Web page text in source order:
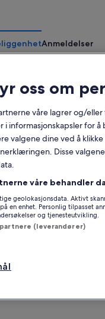
Anmeldelser
Gratis avbestilling
2 t
Mobilkupong
våre er rettet mot
padlere. Vi går i
trenger å bekymre deg for
Ta med deg en venn og
eventyr på den #1-
Når du ser ned,
skilpadde eller
oss om
våre lagrer og/
i informasjonskapsler for
valgene dine ved å
Disse
våre behandler
geolokasjonsdata. Aktivt
en enhet. Personlig tilpasset
og tjenesteutvikling.
(leverandører)